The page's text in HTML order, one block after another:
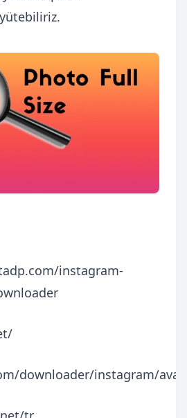
instagram-
downloader/instagram/